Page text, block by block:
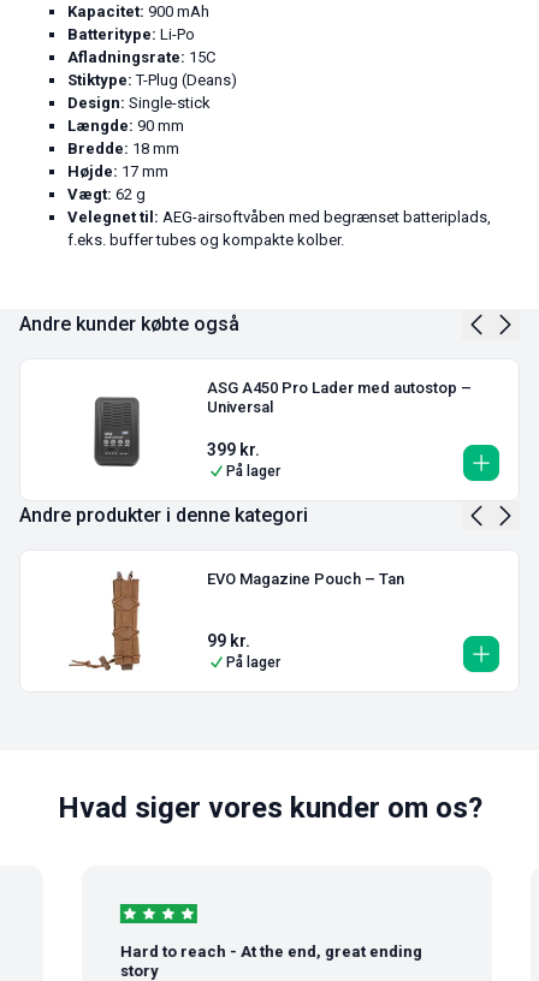
Kapacitet: 900 mAh
Batteritype: Li-Po
Afladningsrate: 15C
Stiktype: T-Plug (Deans)
Design: Single-stick
Længde: 90 mm
Bredde: 18 mm
Højde: 17 mm
Vægt: 62 g
Velegnet til: AEG-airsoftvåben med begrænset batteriplads,
f.eks. buffer tubes og kompakte kolber.
Andre kunder købte også
ASG A450 Pro Lader med autostop –
Universal
399 kr.
På lager
Andre produkter i denne kategori
EVO Magazine Pouch – Tan
99 kr.
På lager
Hvad siger vores kunder om os?
Hard to reach - At the end, great ending
story